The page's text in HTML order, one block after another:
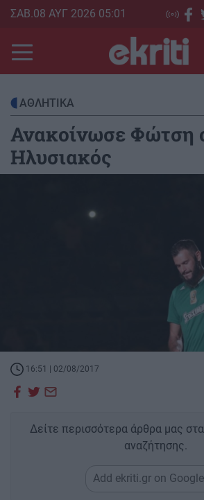
Skip
main
content
ΣΑΒ.08 ΑΥΓ 2026 05:01
ΑΘΛΗΤΙΚΑ
Ανακοίνωσε Φώτση
Ηλυσιακός
16:51 | 02/08/2017
Δείτε περισσότερα άρθρα μας
αναζήτησης.
Add ekriti.gr on Google